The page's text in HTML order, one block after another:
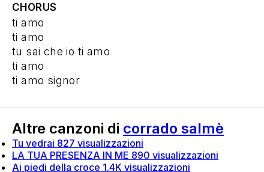
CHORUS
ti amo
ti amo
tu sai che io ti amo
ti amo
ti amo signor
Altre canzoni di corrado salmè
Tu vedrai 827 visualizzazioni
LA TUA PRESENZA IN ME 890 visualizzazioni
Ai piedi della croce 1.4K visualizzazioni